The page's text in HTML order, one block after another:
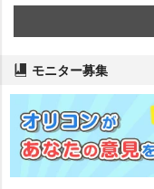
モニター募集